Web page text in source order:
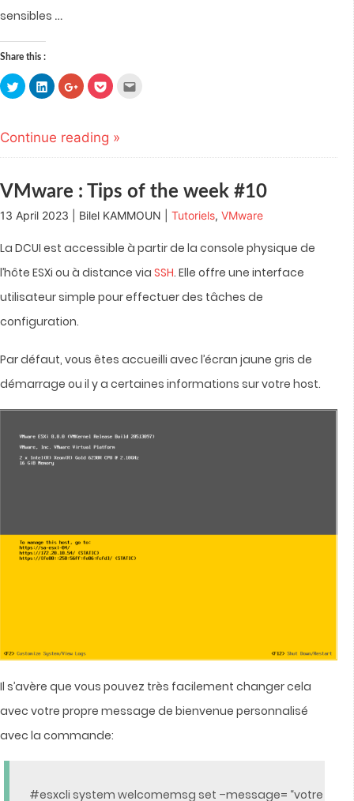
sensibles …
Share this :
Click
to
share
(Opens
in
window)
Click
to
share
in
window)
Click
to
share
(Opens
in
window)
Click
to
in
window)
in
Continue reading »
VMware : Tips of the week #10
13 April 2023 | Bilel KAMMOUN | Tutoriels, VMware
La DCUI est accessible à partir de la console physique de
l’hôte ESXi ou à distance via SSH. Elle offre une interface
utilisateur simple pour effectuer des tâches de
configuration.
Par défaut, vous êtes accueilli avec l’écran jaune gris de
démarrage ou il y a certaines informations sur votre host.
Il s’avère que vous pouvez très facilement changer cela
avec votre propre message de bienvenue personnalisé
avec la commande:
#esxcli system welcomemsg set –message= “votre